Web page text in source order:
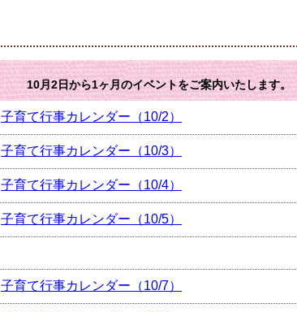
10月2日から1ヶ月のイベントをご案内いたします。
子育て行事カレンダー（10/2）
子育て行事カレンダー（10/3）
子育て行事カレンダー（10/4）
子育て行事カレンダー（10/5）
子育て行事カレンダー（10/7）